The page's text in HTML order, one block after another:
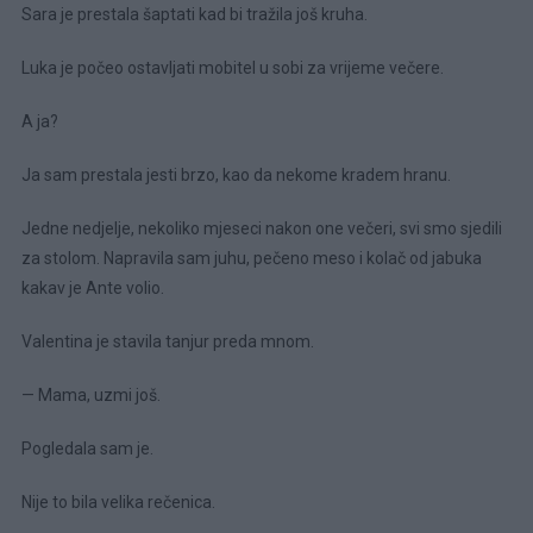
Sara je prestala šaptati kad bi tražila još kruha.
Luka je počeo ostavljati mobitel u sobi za vrijeme večere.
A ja?
Ja sam prestala jesti brzo, kao da nekome kradem hranu.
Jedne nedjelje, nekoliko mjeseci nakon one večeri, svi smo sjedili
za stolom. Napravila sam juhu, pečeno meso i kolač od jabuka
kakav je Ante volio.
Valentina je stavila tanjur preda mnom.
— Mama, uzmi još.
Pogledala sam je.
Nije to bila velika rečenica.